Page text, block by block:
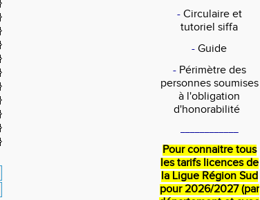
- Circulaire et
tutoriel siffa
- Guide
- Périmètre des
personnes soumises
à l'obligation
d'honorabilité
Pour connaitre tous
les tarifs licences de
la Ligue Région Sud
pour 2026/2027 (par